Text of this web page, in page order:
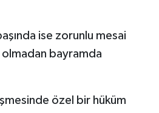
ise zorunlu mesai
olmadan bayramda
özel bir hüküm